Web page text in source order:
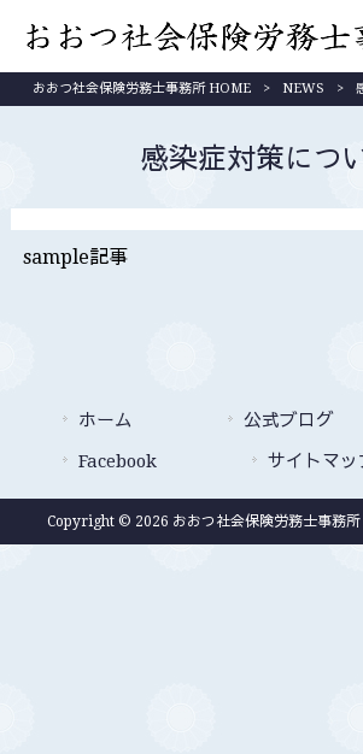
おおつ社会保険労務士事務所 HOME > NEWS >
感染症対策につ
sample記事
ホーム
公式ブログ
Facebook
サイトマッ
Copyright © 2026 おおつ社会保険労務士事務